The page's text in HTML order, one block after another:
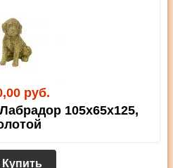
руб.
105х65х125,
Купить